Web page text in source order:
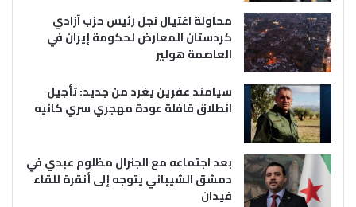
محاولة اغتيال نجل رئيس حزب آزادي
كردستان المعارض لحكومة إيران في
العاصمة هولير
سيامند عفرين يغرد من جديد: تأجيل
انطلاق قافلة عودة مهجري سري كانيه
بعد اجتماعه مع الجنرال مظلوم عبدي في
دمشق الشيباني يتوجه إلى أنقرة للقاء
فيدان